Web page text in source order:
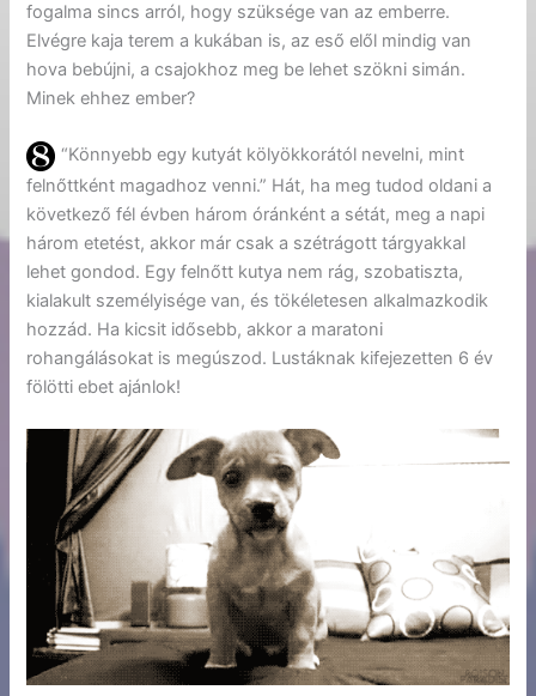
fogalma sincs arról, hogy szüksége van az emberre.
Elvégre kaja terem a kukában is, az eső elől mindig van
hova bebújni, a csajokhoz meg be lehet szökni simán.
Minek ehhez ember?
“Könnyebb egy kutyát kölyökkorától nevelni, mint
felnőttként magadhoz venni.” Hát, ha meg tudod oldani a
következő fél évben három óránként a sétát, meg a napi
három etetést, akkor már csak a szétrágott tárgyakkal
lehet gondod. Egy felnőtt kutya nem rág, szobatiszta,
kialakult személyisége van, és tökéletesen alkalmazkodik
hozzád. Ha kicsit idősebb, akkor a maratoni
rohangálásokat is megúszod. Lustáknak kifejezetten 6 év
fölötti ebet ajánlok!